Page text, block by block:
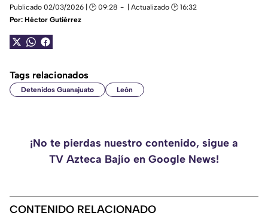
Publicado 02/03/2026 | 🕑 09:28
| Actualizado 🕑 16:32
Por: Héctor Gutiérrez
Tags relacionados
Detenidos Guanajuato León
¡No te pierdas nuestro contenido, sigue a
TV Azteca Bajío en Google News!
CONTENIDO RELACIONADO